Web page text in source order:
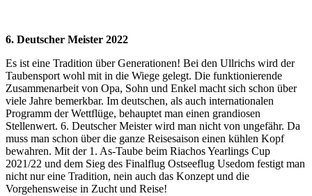
6. Deutscher Meister 2022
Es ist eine Tradition über Generationen! Bei den Ullrichs wird der
Taubensport wohl mit in die Wiege gelegt. Die funktionierende
Zusammenarbeit von Opa, Sohn und Enkel macht sich schon über
viele Jahre bemerkbar. Im deutschen, als auch internationalen
Programm der Wettflüge, behauptet man einen grandiosen
Stellenwert. 6. Deutscher Meister wird man nicht von ungefähr. Da
muss man schon über die ganze Reisesaison einen kühlen Kopf
bewahren. Mit der 1. As-Taube beim Riachos Yearlings Cup
2021/22 und dem Sieg des Finalflug Ostseeflug Usedom festigt man
nicht nur eine Tradition, nein auch das Konzept und die
Vorgehensweise in Zucht und Reise!